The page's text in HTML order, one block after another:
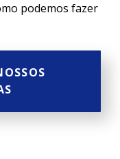
podemos fazer